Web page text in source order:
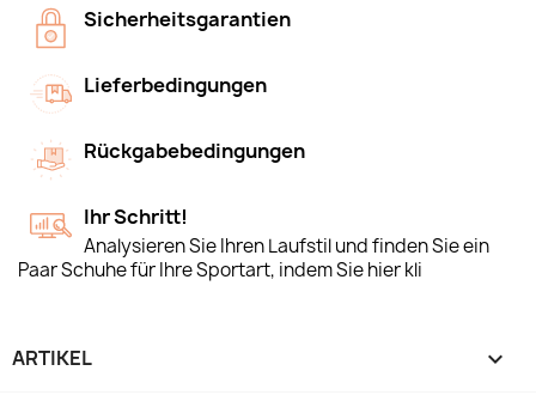
Sicherheitsgarantien
Lieferbedingungen
Rückgabebedingungen
Ihr Schritt!
Analysieren Sie Ihren Laufstil und finden Sie ein
Paar Schuhe für Ihre Sportart, indem Sie hier kli
ARTIKEL 